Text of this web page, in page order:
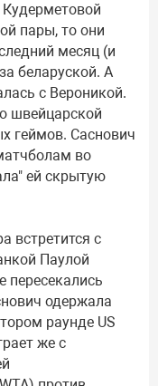
пары, то они
месяц (и
беларуской. А
с Вероникой.
швейцарской
геймов. Саснович
во
ей скрытую
встретится с
Паулой
пересекались
одержала
раунде US
же с